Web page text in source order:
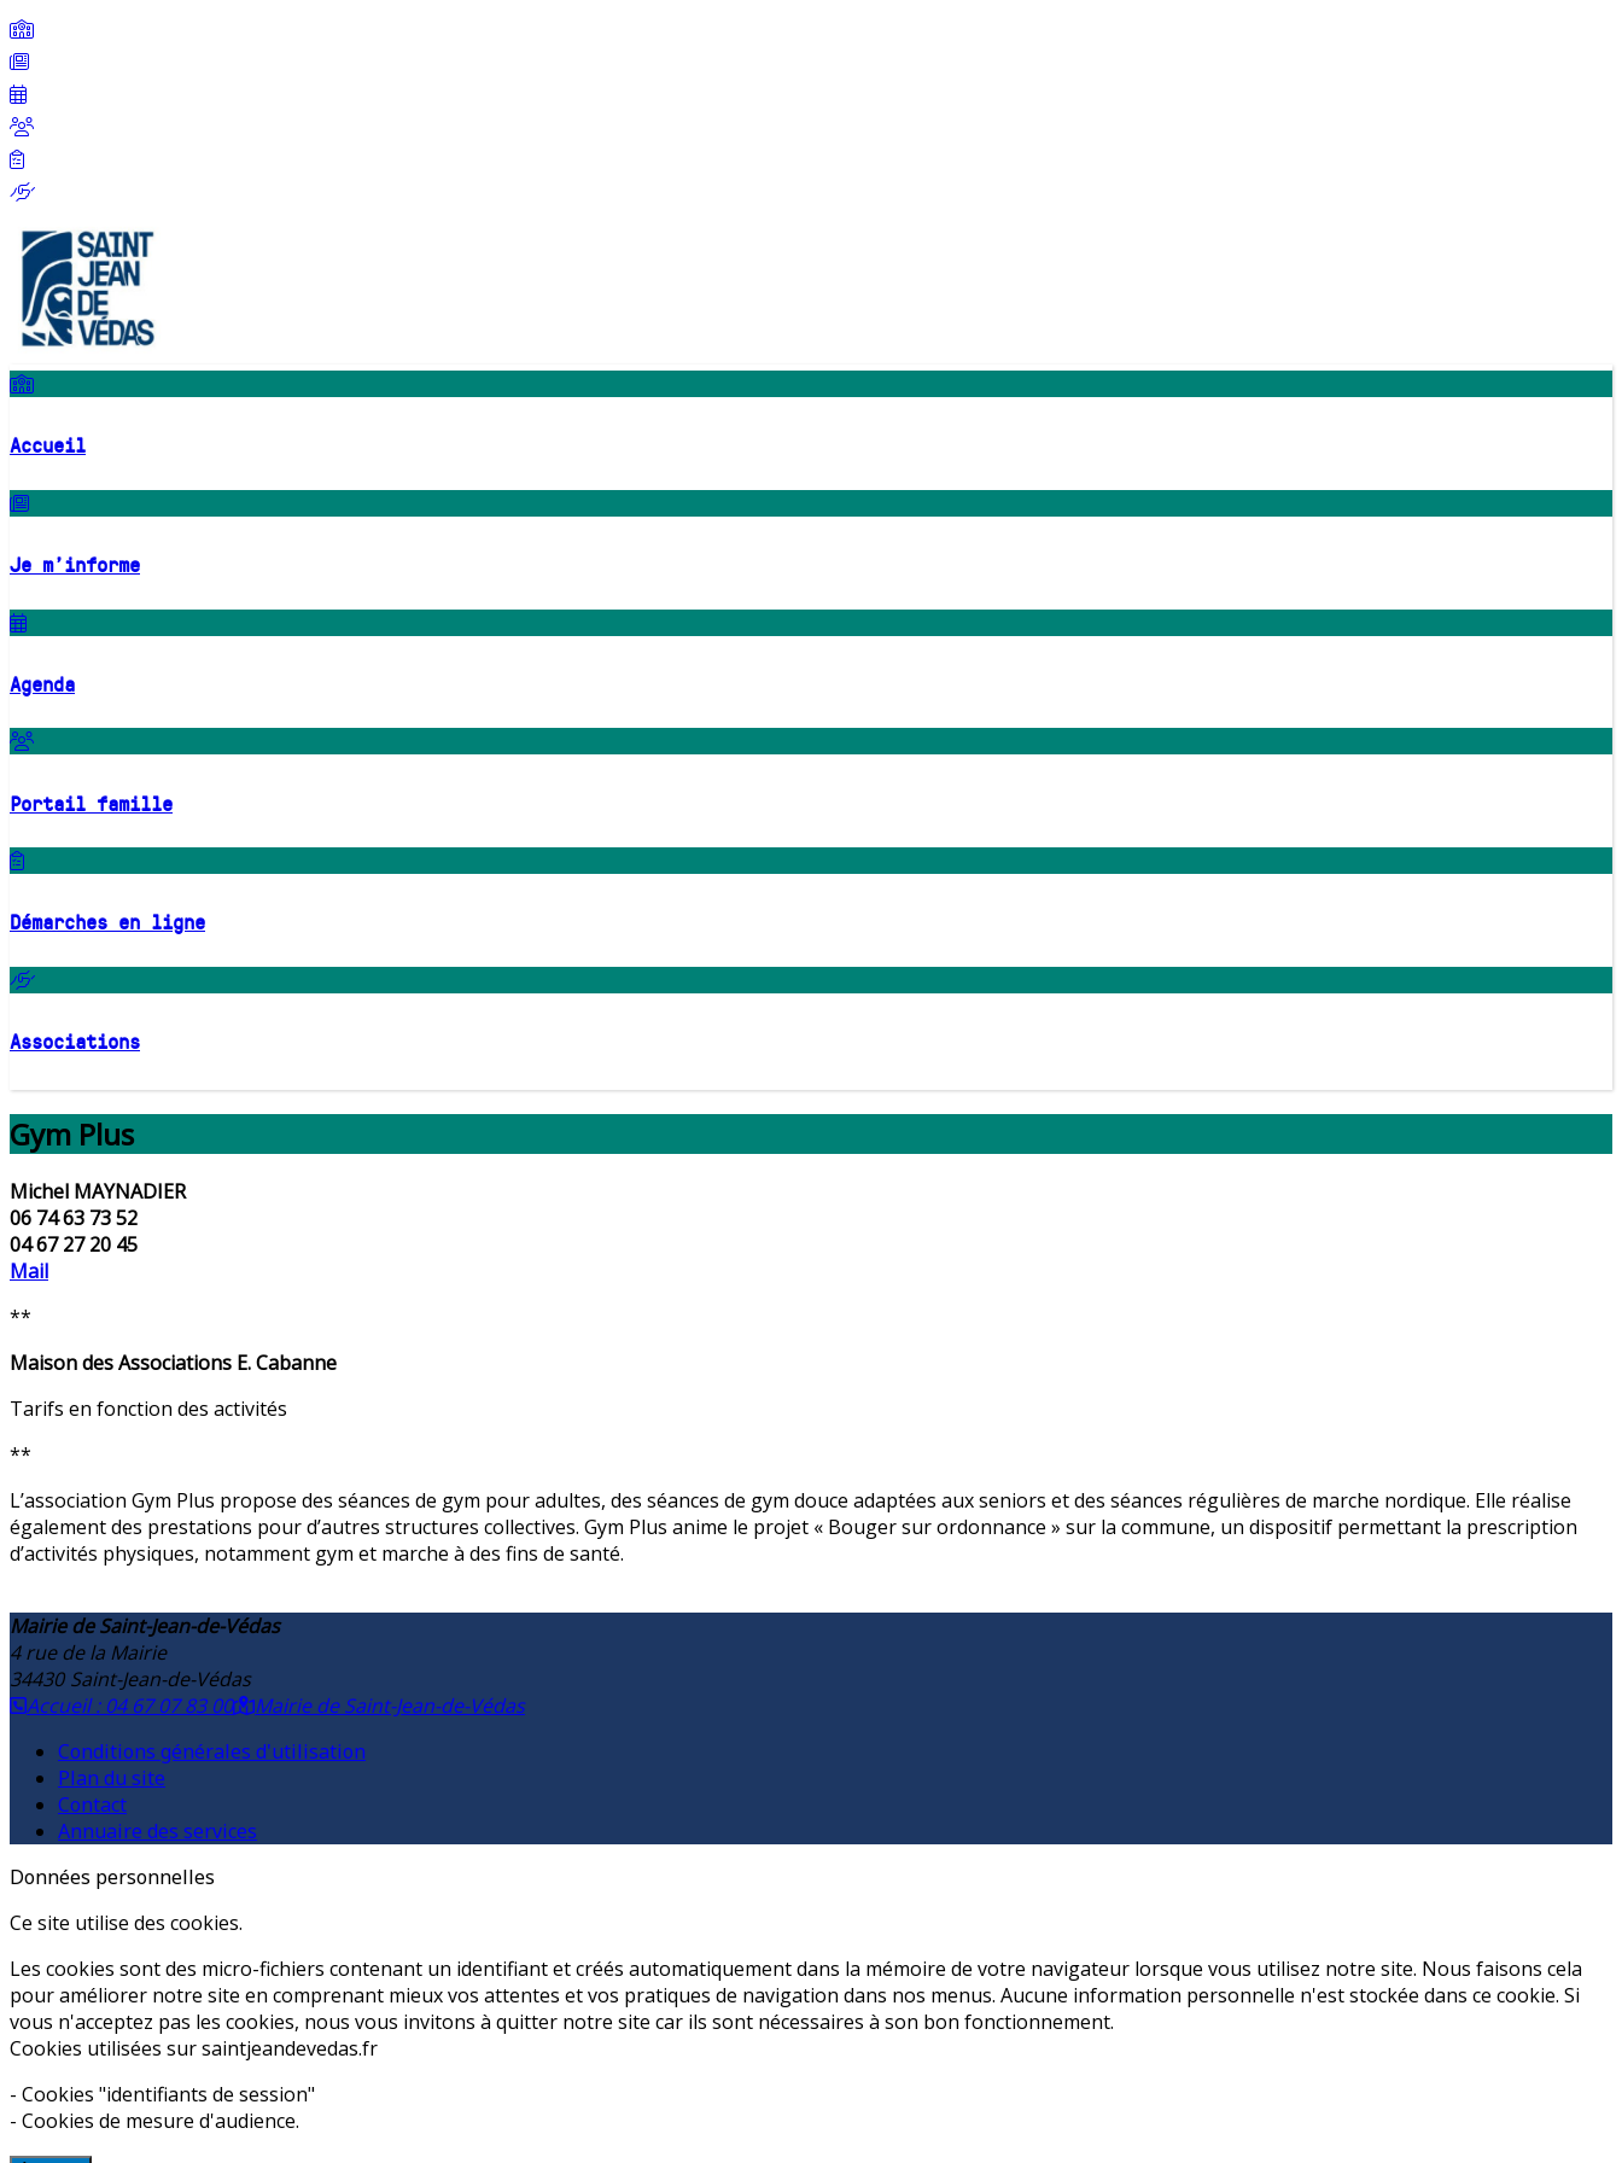
Accueil
Je m'informe
Agenda
Portail famille
Démarches en ligne
Associations
Gym Plus
Michel MAYNADIER
06 74 63 73 52
04 67 27 20 45
Mail
**
Maison des Associations E. Cabanne
Tarifs en fonction des activités
**
L’association Gym Plus propose des séances de gym pour adultes, des séances de gym douce adaptées aux seniors et des séances régulières de marche nordique. Elle réalise
également des prestations pour d’autres structures collectives. Gym Plus anime le projet « Bouger sur ordonnance » sur la commune, un dispositif permettant la prescription
d’activités physiques, notamment gym et marche à des fins de santé.
Mairie de Saint-Jean-de-Védas
4 rue de la Mairie
34430 Saint-Jean-de-Védas
Accueil : 04 67 07 83 00
Mairie de Saint-Jean-de-Védas
Conditions générales d'utilisation
Plan du site
Contact
Annuaire des services
Données personnelles
Ce site utilise des cookies.
Les cookies sont des micro-fichiers contenant un identifiant et créés automatiquement dans la mémoire de votre navigateur lorsque vous utilisez notre site. Nous faisons cela
pour améliorer notre site en comprenant mieux vos attentes et vos pratiques de navigation dans nos menus. Aucune information personnelle n'est stockée dans ce cookie. Si
vous n'acceptez pas les cookies, nous vous invitons à quitter notre site car ils sont nécessaires à son bon fonctionnement.
Cookies utilisées sur saintjeandevedas.fr
- Cookies "identifiants de session"
- Cookies de mesure d'audience.